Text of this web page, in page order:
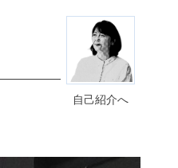
自己紹介へ